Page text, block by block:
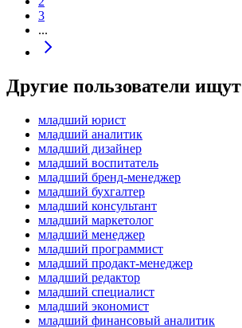
3
...
Другие пользователи ищут
младший юрист
младший аналитик
младший дизайнер
младший воспитатель
младший бренд-менеджер
младший бухгалтер
младший консультант
младший маркетолог
младший менеджер
младший программист
младший продакт-менеджер
младший редактор
младший специалист
младший экономист
младший финансовый аналитик